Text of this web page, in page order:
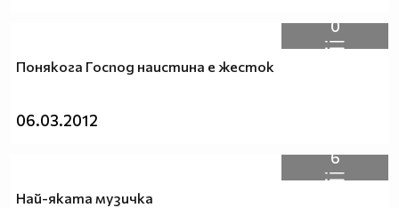
0
Понякога Господ наистина е жесток
06.03.2012
6
Най-яката музичка